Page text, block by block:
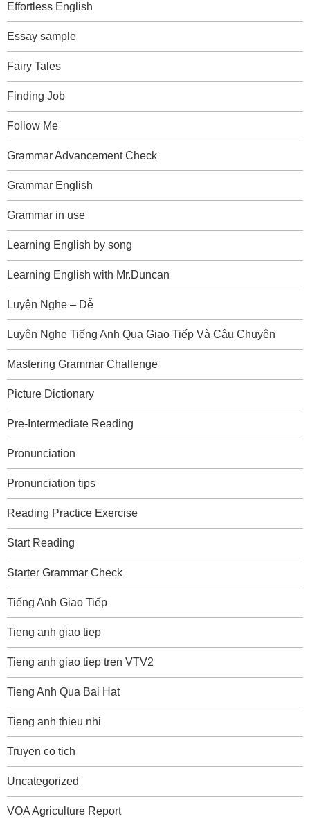
Effortless English
Essay sample
Fairy Tales
Finding Job
Follow Me
Grammar Advancement Check
Grammar English
Grammar in use
Learning English by song
Learning English with Mr.Duncan
Luyện Nghe – Dễ
Luyện Nghe Tiếng Anh Qua Giao Tiếp Và Câu Chuyện
Mastering Grammar Challenge
Picture Dictionary
Pre-Intermediate Reading
Pronunciation
Pronunciation tips
Reading Practice Exercise
Start Reading
Starter Grammar Check
Tiếng Anh Giao Tiếp
Tieng anh giao tiep
Tieng anh giao tiep tren VTV2
Tieng Anh Qua Bai Hat
Tieng anh thieu nhi
Truyen co tich
Uncategorized
VOA Agriculture Report